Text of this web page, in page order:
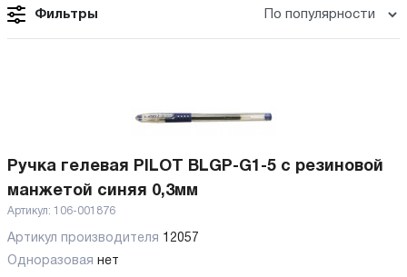
Фильтры
Ручка гелевая PILOT BLGP-G1-5 с резиновой
манжетой синяя 0,3мм
Артикул: 106-001876
Артикул производителя 12057
Одноразовая нет